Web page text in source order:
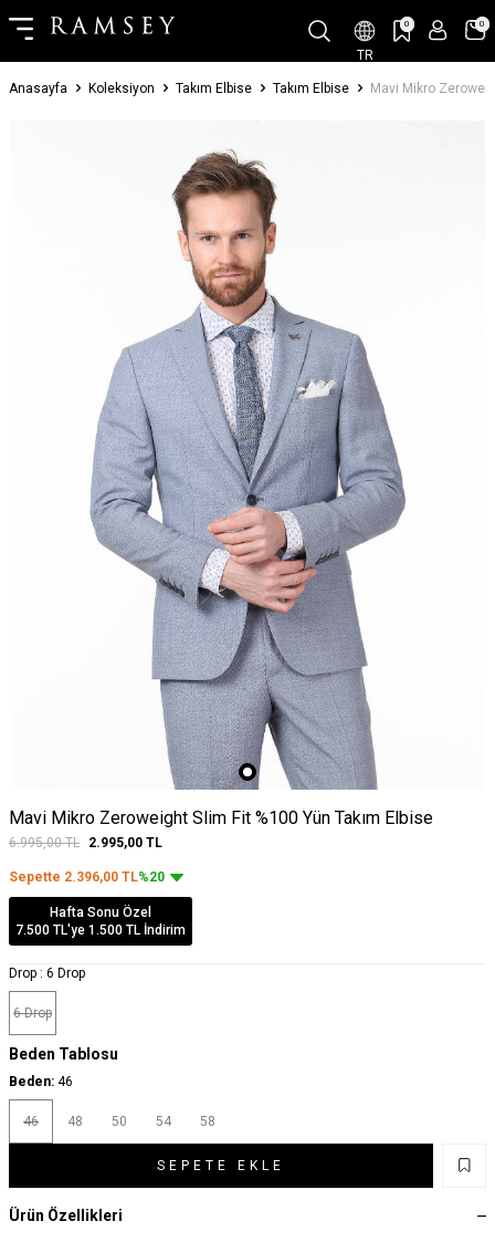
TR
0 0
Anasayfa Koleksiyon Takım Elbise Takım Elbise Mavi Mikro
Mavi Mikro Zeroweight Slim Fit %100 Yün Takım Elbise
6.995,00TL 2.995,00 TL
Sepette 2.396,00 TL%20
Hafta Sonu Özel
7.500 TL'ye 1.500 TL İndirim
Drop : 6 Drop
6 Drop
Beden Tablosu
Beden: 46
46 48 50 54 58
SEPETE EKLE
Ürün Özellikleri